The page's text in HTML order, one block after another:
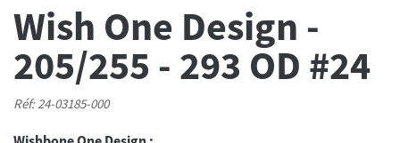
Wish One Design -
205/255 - 293 OD #24
Réf: 24-03185-000